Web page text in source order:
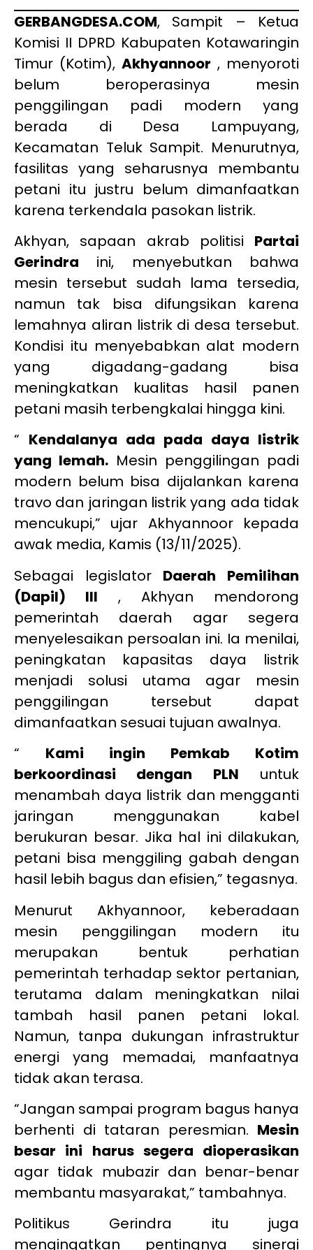
GERBANGDESA.COM, Sampit – Ketua
Komisi II DPRD Kabupaten Kotawaringin
Timur (Kotim), Akhyannoor , menyoroti
belum beroperasinya mesin
penggilingan padi modern yang
berada di Desa Lampuyang,
Kecamatan Teluk Sampit. Menurutnya,
fasilitas yang seharusnya membantu
petani itu justru belum dimanfaatkan
karena terkendala pasokan listrik.
Akhyan, sapaan akrab politisi Partai
Gerindra ini, menyebutkan bahwa
mesin tersebut sudah lama tersedia,
namun tak bisa difungsikan karena
lemahnya aliran listrik di desa tersebut.
Kondisi itu menyebabkan alat modern
yang digadang-gadang bisa
meningkatkan kualitas hasil panen
petani masih terbengkalai hingga kini.
“ Kendalanya ada pada daya listrik
yang lemah. Mesin penggilingan padi
modern belum bisa dijalankan karena
travo dan jaringan listrik yang ada tidak
mencukupi,” ujar Akhyannoor kepada
awak media, Kamis (13/11/2025).
Sebagai legislator Daerah Pemilihan
(Dapil) III , Akhyan mendorong
pemerintah daerah agar segera
menyelesaikan persoalan ini. Ia menilai,
peningkatan kapasitas daya listrik
menjadi solusi utama agar mesin
penggilingan tersebut dapat
dimanfaatkan sesuai tujuan awalnya.
“ Kami ingin Pemkab Kotim
berkoordinasi dengan PLN untuk
menambah daya listrik dan mengganti
jaringan menggunakan kabel
berukuran besar. Jika hal ini dilakukan,
petani bisa menggiling gabah dengan
hasil lebih bagus dan efisien,” tegasnya.
Menurut Akhyannoor, keberadaan
mesin penggilingan modern itu
merupakan bentuk perhatian
pemerintah terhadap sektor pertanian,
terutama dalam meningkatkan nilai
tambah hasil panen petani lokal.
Namun, tanpa dukungan infrastruktur
energi yang memadai, manfaatnya
tidak akan terasa.
“Jangan sampai program bagus hanya
berhenti di tataran peresmian. Mesin
besar ini harus segera dioperasikan
agar tidak mubazir dan benar-benar
membantu masyarakat,” tambahnya.
Politikus Gerindra itu juga
mengingatkan pentingnya sinergi